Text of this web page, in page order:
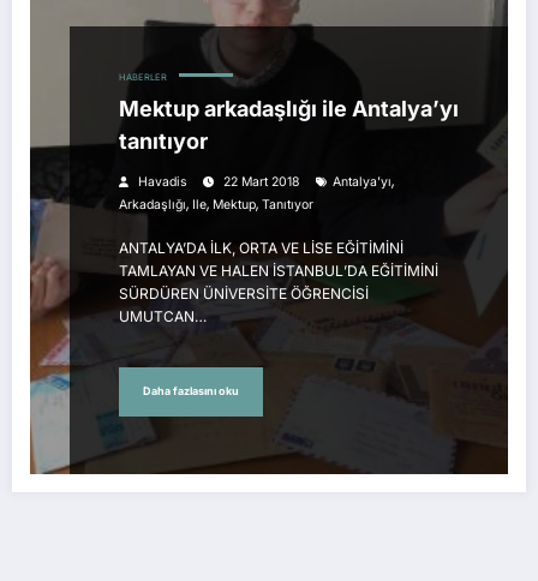
HABERLER
Mektup arkadaşlığı ile Antalya’yı
tanıtıyor
Havadis 22 Mart 2018 Antalya’yı,
Arkadaşlığı, Ile, Mektup, Tanıtıyor
ANTALYA’DA İLK, ORTA VE LİSE EĞİTİMİNİ
TAMLAYAN VE HALEN İSTANBUL’DA EĞİTİMİNİ
SÜRDÜREN ÜNİVERSİTE ÖĞRENCİSİ
UMUTCAN…
Daha fazlasını oku